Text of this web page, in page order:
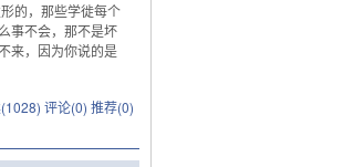
的，那些学徙每个
事不会，那不是坏
来，因为你说的是
评论(0) 推荐(0)